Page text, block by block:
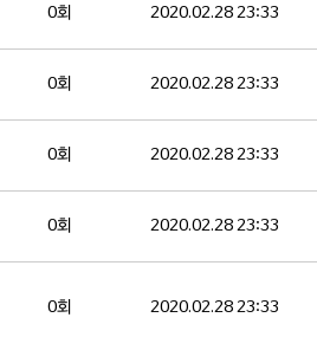
0회 2020.02.28 23:33
0회 2020.02.28 23:33
0회 2020.02.28 23:33
0회 2020.02.28 23:33
0회 2020.02.28 23:33